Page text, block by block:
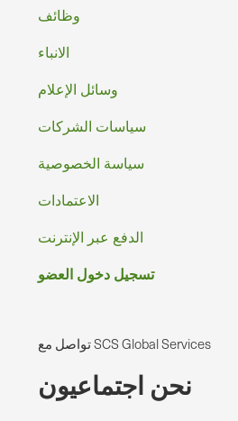
تذييل
الصفحه
وظائف
الانباء
وسائل الإعلام
سياسات الشركات
سياسة الخصوصية
الاعتمادات
الدفع عبر الإنترنت
تسجيل دخول العضو
تواصل مع SCS Global Services
نحن اجتماعيون